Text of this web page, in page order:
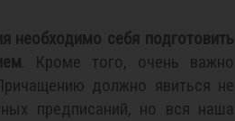
необходимо себя подготовить
. Кроме того, очень важно
должно явиться не
предписаний, но вся наша